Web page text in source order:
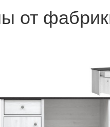
от